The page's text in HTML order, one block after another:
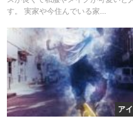
す。 実家や今住んでいる家...
ア